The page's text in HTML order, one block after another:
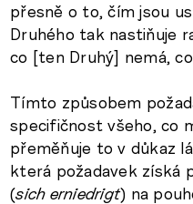
přesně o to, čím jsou
Druhého tak nastiňuje
co [ten Druhý] nemá,
Tímto způsobem
specifičnost všeho, co
přeměňuje to v důkaz
která požadavek získá
(sich erniedrigt) na